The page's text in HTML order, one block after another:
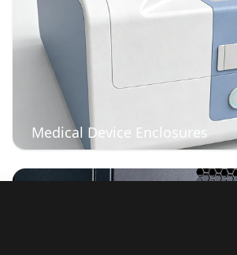
Medical Device Enclosures